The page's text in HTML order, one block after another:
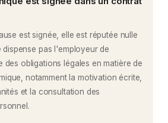
est signée, elle est réputée nulle
dispense pas l'employeur de
des obligations légales en matière de
notamment la motivation écrite,
et la consultation des